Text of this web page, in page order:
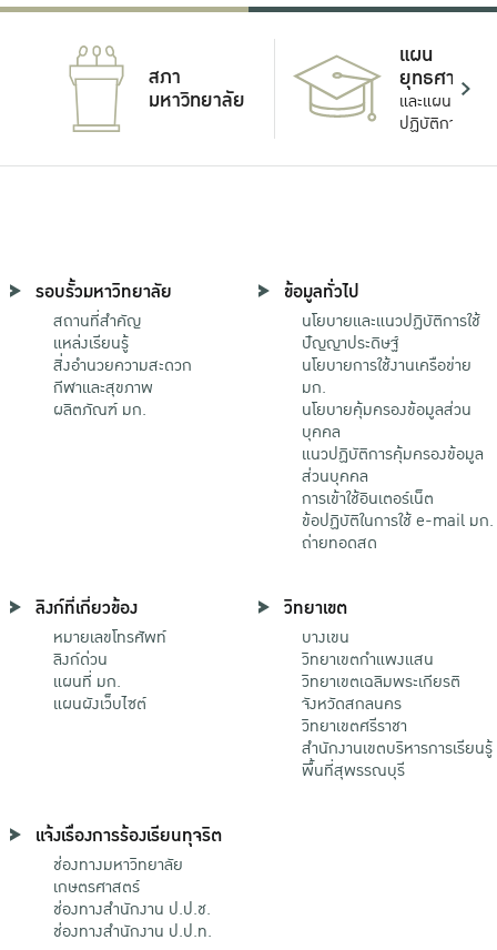
สภา
มหาวิทยาลัย
แผน
ยุทธศาสตร์
และแผน
ปฏิบัติการ
รอบรั้วมหาวิทยาลัย
สถานที่สำคัญ
แหล่งเรียนรู้
สิ่งอำนวยความสะดวก
กีฬาและสุขภาพ
ผลิตภัณฑ์ มก.
ข้อมูลทั่วไป
นโยบายและแนวปฏิบัติการใช้
ปัญญาประดิษฐ์
นโยบายการใช้งานเครือข่าย
มก.
นโยบายคุ้มครองข้อมูลส่วน
บุคคล
แนวปฏิบัติการคุ้มครองข้อมูล
ส่วนบุคคล
การเข้าใช้อินเตอร์เน็ต
ข้อปฏิบัติในการใช้ e-mail มก.
ถ่ายทอดสด
ลิงก์ที่เกี่ยวข้อง
หมายเลขโทรศัพท์
ลิงก์ด่วน
แผนที่ มก.
แผนผังเว็บไซต์
วิทยาเขต
บางเขน
วิทยาเขตกําแพงแสน
วิทยาเขตเฉลิมพระเกียรติ
จังหวัดสกลนคร
วิทยาเขตศรีราชา
สำนักงานเขตบริหารการเรียนรู้
พื้นที่สุพรรณบุรี
แจ้งเรื่องการร้องเรียนทุจริต
ช่องทางมหาวิทยาลัย
เกษตรศาสตร์
ช่องทางสำนักงาน ป.ป.ช.
ช่องทางสำนักงาน ป.ป.ท.